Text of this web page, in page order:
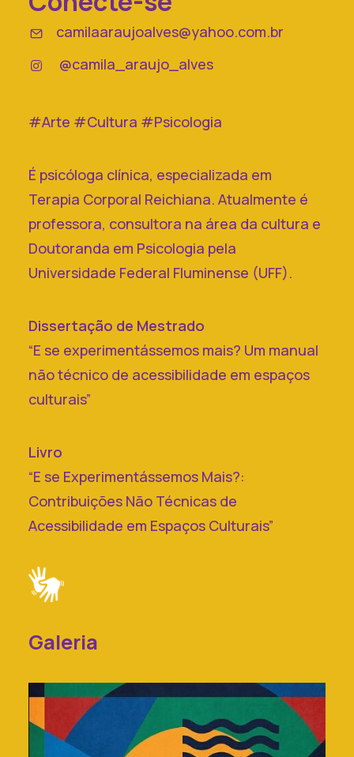
camilaaraujoalves@yahoo.com.br
@camila_araujo_alves
#Arte #Cultura #Psicologia
É psicóloga clínica, especializada em
Terapia Corporal Reichiana. Atualmente é
professora, consultora na área da cultura e
Doutoranda em Psicologia pela
Universidade Federal Fluminense (UFF).
Dissertação de Mestrado
“E se experimentássemos mais? Um manual
não técnico de acessibilidade em espaços
culturais”
Livro
“E se Experimentássemos Mais?:
Contribuições Não Técnicas de
Acessibilidade em Espaços Culturais”
Galeria